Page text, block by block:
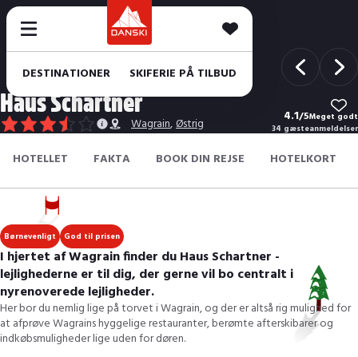
DESTINATIONER SKIFERIE PÅ TILBUD
Haus Schartner
Wagrain,Østrig 4.1/5Meget godt
34 gæsteanmeldelser
HOTELLET FAKTA BOOK DIN REJSE HOTELKORT
Børnevenligt God til prisen
I hjertet af Wagrain finder du Haus Schartner -
lejlighederne er til dig, der gerne vil bo centralt i
nyrenoverede lejligheder.
Her bor du nemlig lige på torvet i Wagrain, og der er altså rig mulighed for
at afprøve Wagrains hyggelige restauranter, berømte afterskibarer og
indkøbsmuligheder lige uden for døren.